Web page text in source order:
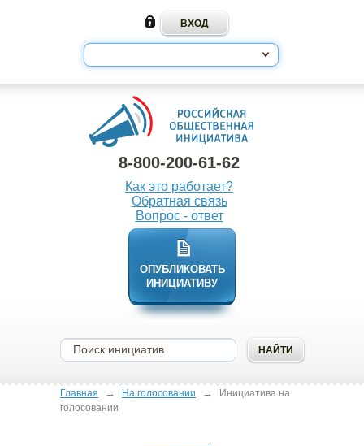
8-800-200-61-62
Как это работает?
Обратная связь
Вопрос - ответ
ОПУБЛИКОВАТЬ
ИНИЦИАТИВУ
Главная → На голосовании →
Инициатива на
голосовании